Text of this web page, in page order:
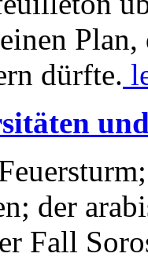
Plan,
dürfte.
der
Fall